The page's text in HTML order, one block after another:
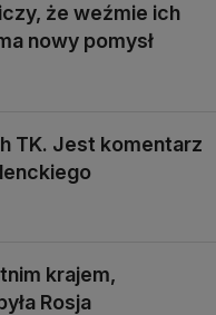
że weźmie ich
nowy pomysł
TK. Jest komentarz
krajem,
Rosja